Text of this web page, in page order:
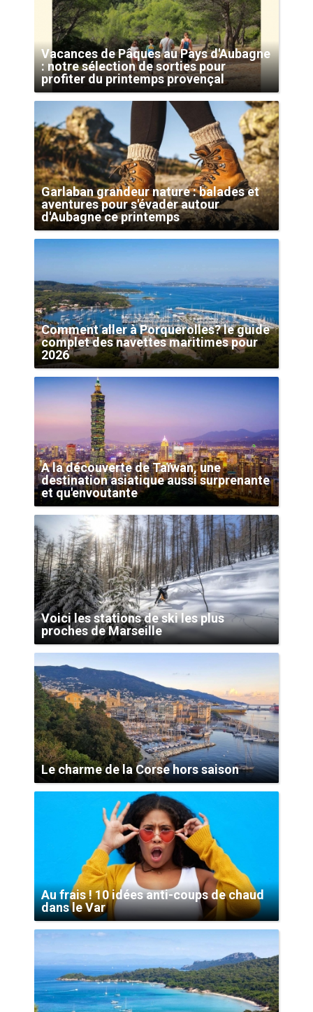
Vacances de Pâques au Pays d'Aubagne
: notre sélection de sorties pour
profiter du printemps provençal
Garlaban grandeur nature : balades et
aventures pour s'évader autour
d'Aubagne ce printemps
Comment aller à Porquerolles? le guide
complet des navettes maritimes pour
2026
A la découverte de Taïwan, une
destination asiatique aussi surprenante
et qu'envoutante
Voici les stations de ski les plus
proches de Marseille
Le charme de la Corse hors saison
Au frais ! 10 idées anti-coups de chaud
dans le Var